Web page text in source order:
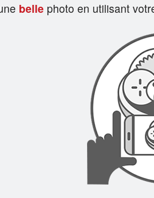
belle photo en utilisant